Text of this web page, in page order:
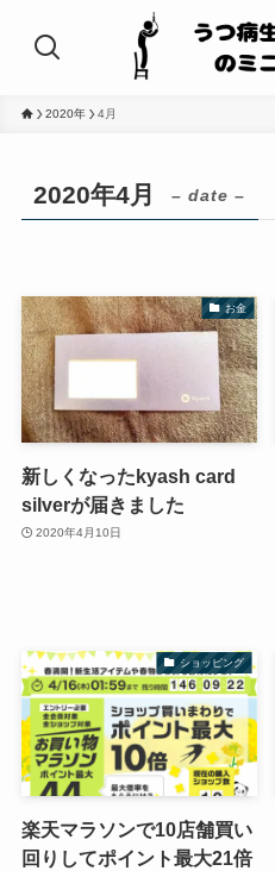
2020年 4月
2020年4月 – date –
お金
新しくなったkyash card
silverが届きました
2020年4月10日
ショッピング
楽天マラソンで10店舗買い
回りしてポイント最大21倍